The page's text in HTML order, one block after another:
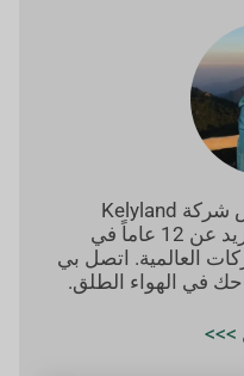
مرحباً، أنا هانكه، مؤسس شركة Kelyland
Outdoors، ولدي خبرة تزيد عن 12 عاماً في
العالمية. اتصل بي
في الهواء الطلق.